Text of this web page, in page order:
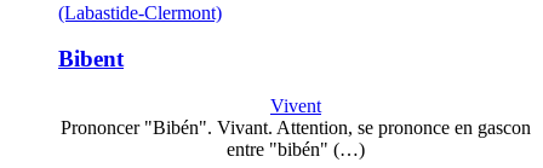
(Labastide-Clermont)
Bibent
Vivent
Prononcer "Bibén". Vivant. Attention, se prononce en gascon
entre "bibén" (…)